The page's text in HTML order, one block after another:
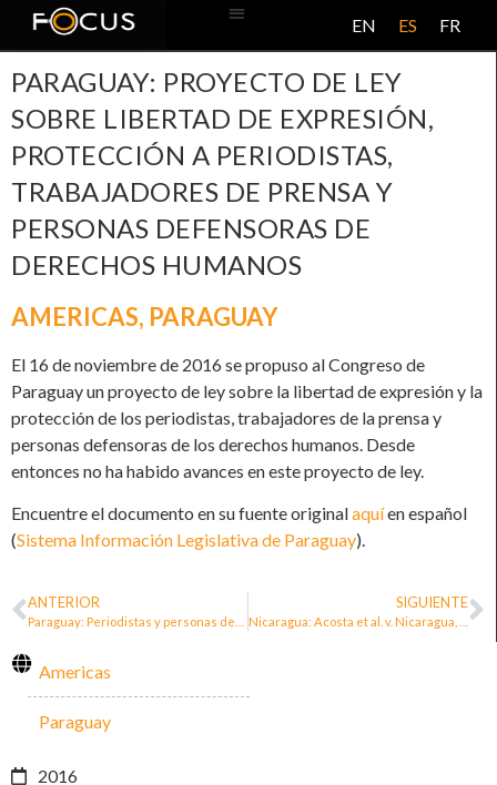
EN ES FR
PARAGUAY: PROYECTO DE LEY
SOBRE LIBERTAD DE EXPRESIÓN,
PROTECCIÓN A PERIODISTAS,
TRABAJADORES DE PRENSA Y
PERSONAS DEFENSORAS DE
DERECHOS HUMANOS
AMERICAS, PARAGUAY
El 16 de noviembre de 2016 se propuso al Congreso de
Paraguay un proyecto de ley sobre la libertad de expresión y la
protección de los periodistas, trabajadores de la prensa y
personas defensoras de los derechos humanos. Desde
entonces no ha habido avances en este proyecto de ley.
Encuentre el documento en su fuente originalaquíen español
(Sistema Información Legislativa de Paraguay).
ANTERIOR SIGUIENTE
Americas
Paraguay
2016